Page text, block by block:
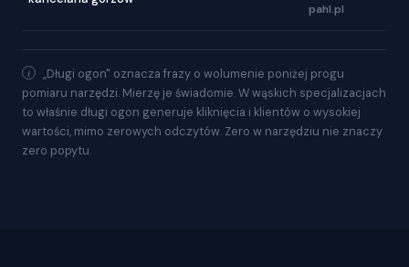
pahl.pl
„Długi ogon" oznacza frazy o wolumenie poniżej progu
pomiaru narzędzi. Mierzę je świadomie. W wąskich specjalizacjach
to właśnie długi ogon generuje kliknięcia i klientów o wysokiej
wartości, mimo zerowych odczytów. Zero w narzędziu nie znaczy
zero popytu.